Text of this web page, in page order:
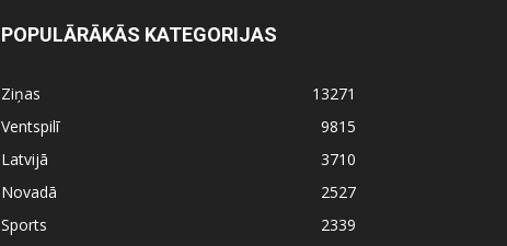
POPULĀRĀKĀS KATEGORIJAS
Ziņas
13271
Ventspilī
9815
Latvijā
3710
Novadā
2527
Sports
2339